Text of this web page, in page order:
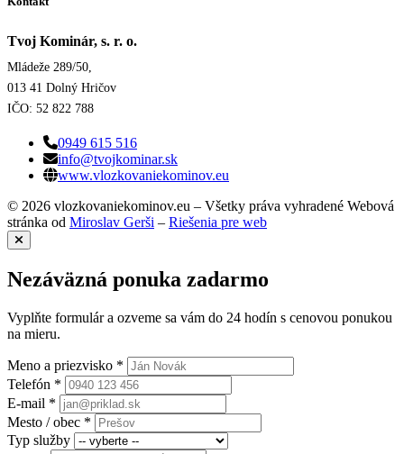
Tvoj Kominár, s. r. o.
Mládeže 289/50,
013 41 Dolný Hričov
IČO: 52 822 788
0949 615 516
info@tvojkominar.sk
www.vlozkovaniekominov.eu
© 2026 vlozkovaniekominov.eu – Všetky práva vyhradené Webová
stránka od Miroslav Gerši – Riešenia pre web
Nezáväzná ponuka zadarmo
Vyplňte formulár a ozveme sa vám do 24 hodín s cenovou ponukou
na mieru.
Meno a priezvisko *
Telefón *
E-mail *
Mesto / obec *
Typ služby